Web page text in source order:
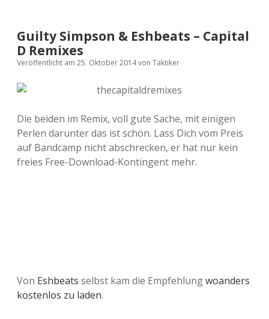
Guilty Simpson & Eshbeats – Capital
D Remixes
Veröffentlicht am 25. Oktober 2014von Taktiker
Die beiden im Remix, voll gute Sache, mit einigen
Perlen darunter das ist schön. Lass Dich vom Preis
auf Bandcamp nicht abschrecken, er hat nur kein
freies Free-Download-Kontingent mehr.
Von Eshbeats selbst kam die Empfehlungwoanders
kostenlos zu laden.